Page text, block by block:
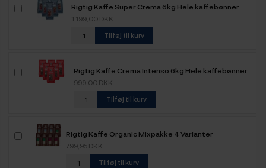
Rigtig Kaffe Super Crema 6kg Hele kaffebønner
1.199,00 DKK
Tilføj til kurv
Rigtig Kaffe Crema Intenso 6kg Hele kaffebønner
999,00 DKK
Tilføj til kurv
Rigtig Kaffe Organic Mixpakke 4 Varianter
799,95 DKK
Tilføj til kurv